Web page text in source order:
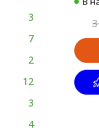
3
7
2
12
3
4